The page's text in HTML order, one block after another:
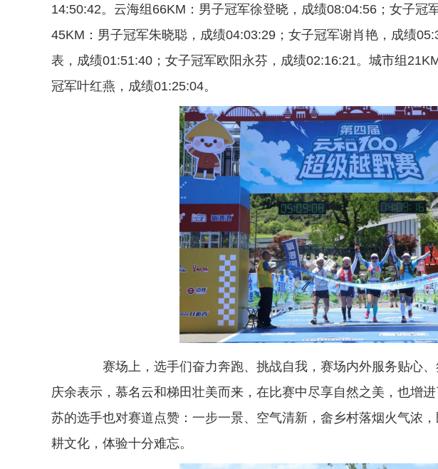
14:50:42。云海组66KM：男子冠军徐登晓，成绩08:04:56；女子冠
45KM：男子冠军朱晓聪，成绩04:03:29；女子冠军谢肖艳，成绩
表，成绩01:51:40；女子冠军欧阳永芬，成绩02:16:21。城市组
冠军叶红燕，成绩01:25:04。
赛场上，选手们奋力奔跑、挑战自我，赛场内外服务贴心、
庆余表示，慕名云和梯田壮美而来，在比赛中尽享自然之美，也增
苏的选手也对赛道点赞：一步一景、空气清新，畲乡村落烟火气浓
耕文化，体验十分难忘。